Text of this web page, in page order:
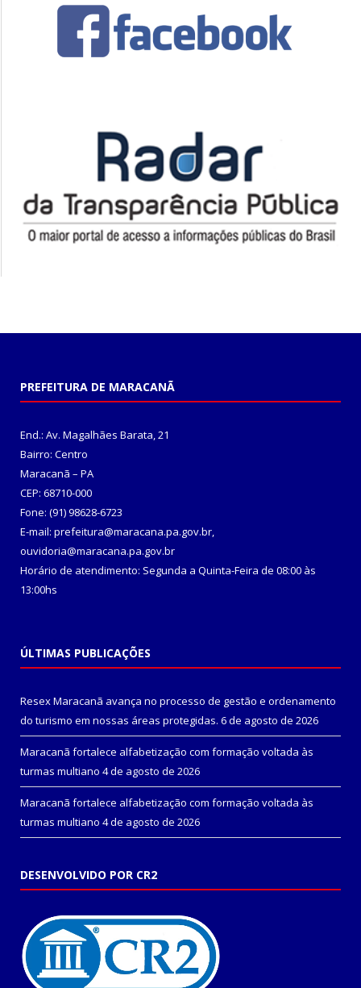
PREFEITURA DE MARACANÃ
End.: Av. Magalhães Barata, 21
Bairro: Centro
Maracanã – PA
CEP: 68710-000
Fone: (91) 98628-6723
E-mail: prefeitura@maracana.pa.gov.br,
ouvidoria@maracana.pa.gov.br
Horário de atendimento: Segunda a Quinta-Feira de 08:00 às
13:00hs
ÚLTIMAS PUBLICAÇÕES
Resex Maracanã avança no processo de gestão e ordenamento
do turismo em nossas áreas protegidas. 6 de agosto de 2026
Maracanã fortalece alfabetização com formação voltada às
turmas multiano 4 de agosto de 2026
Maracanã fortalece alfabetização com formação voltada às
turmas multiano 4 de agosto de 2026
DESENVOLVIDO POR CR2